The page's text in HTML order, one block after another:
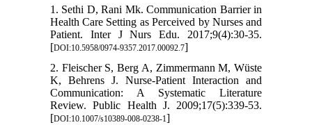
1. Sethi D, Rani Mk. Communication Barrier in
Health Care Setting as Perceived by Nurses and
Patient. Inter J Nurs Edu. 2017;9(4):30-35.
[DOI:10.5958/0974-9357.2017.00092.7]
2. Fleischer S, Berg A, Zimmermann M, Wüste
K, Behrens J. Nurse-Patient Interaction and
Communication: A Systematic Literature
Review. Public Health J. 2009;17(5):339-53.
[DOI:10.1007/s10389-008-0238-1]